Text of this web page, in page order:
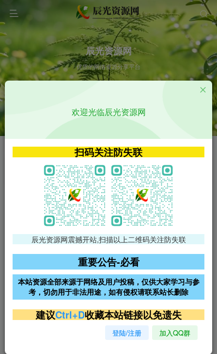
辰光资源网
优质的网络资源分享平台
VIP特权介绍 APP源码
VIP特权介绍
火
VIP特权介绍
影视源码
影视源码
免费领支付宝红包
腾讯轻量4核4G3M服务器38元/
阿里云2核2G200M服务器68元/
年
雨云高防免备案服务器
超低价文字广告位招租 超低价文字广告位招租
超低价文字广告位招租
欢迎光临辰光资源网
扫码关注防失联
辰光资源网震撼开站,扫描以上二维码关注防失联
重要公告-必看
本站资源全部来源于网络及用户投稿，仅供大家学习与参
考，切勿用于非法用途，如有侵权请联系站长删除
建议Ctrl+D收藏本站链接以免遗失
登陆/注册 加入QQ群